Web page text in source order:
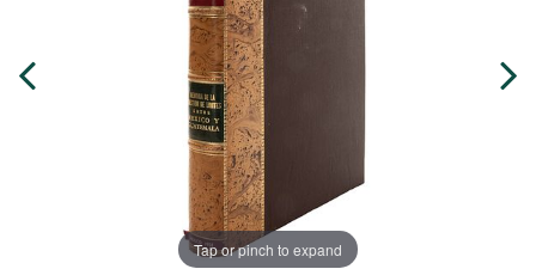
Tap or pinch to expand